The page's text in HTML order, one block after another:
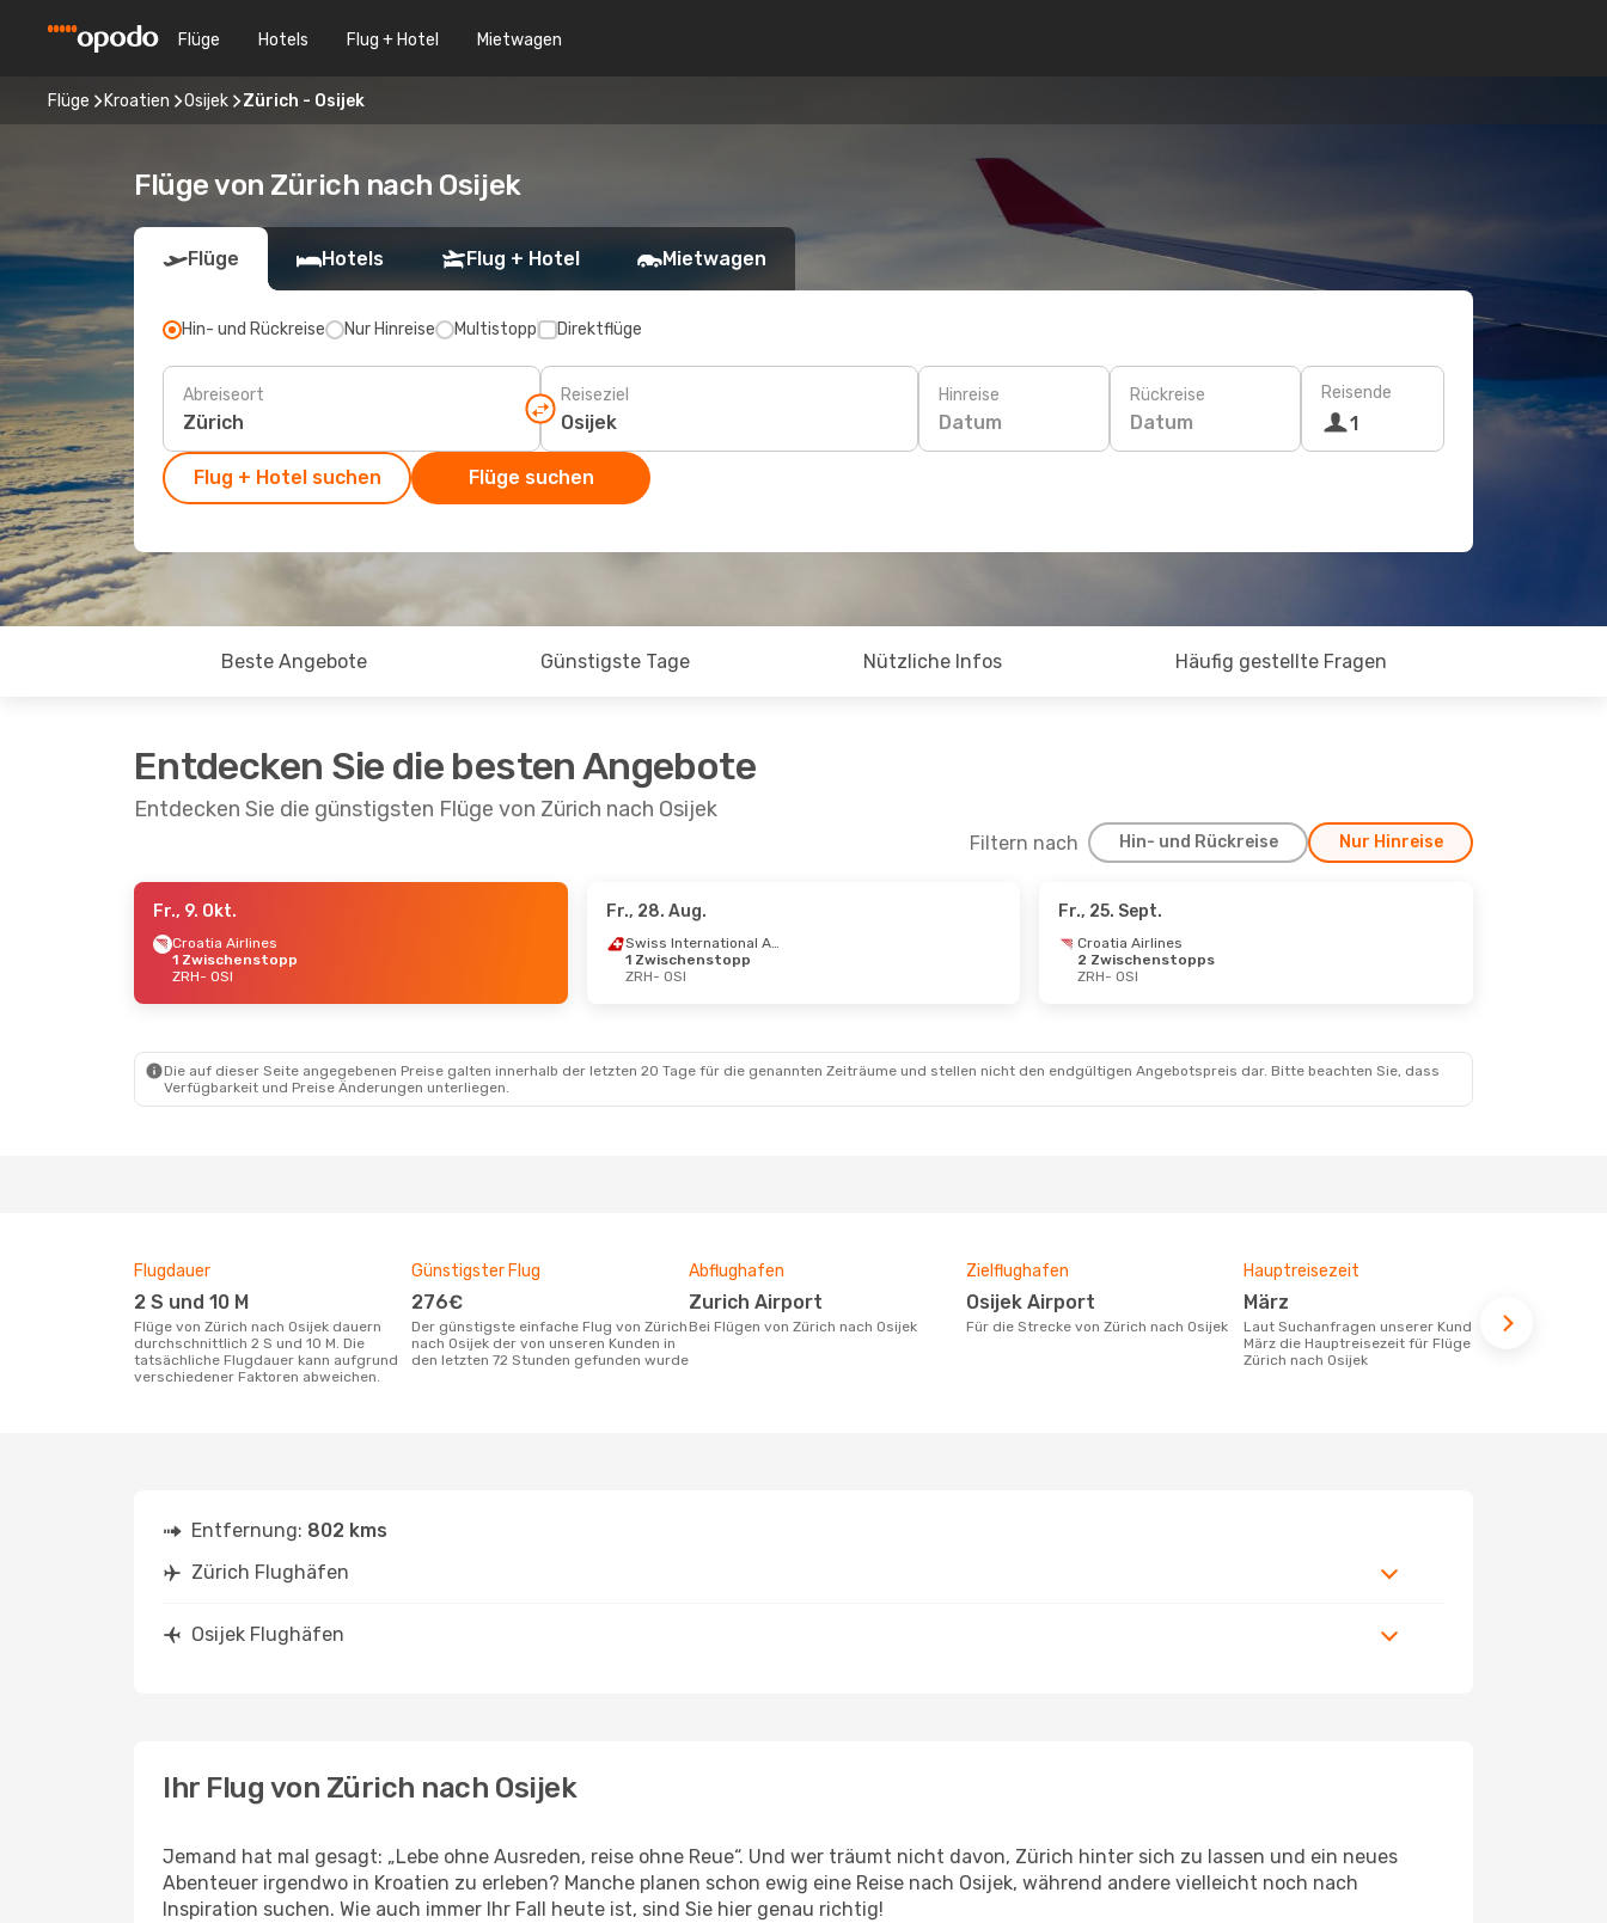
Flüge Hotels Flug + Hotel Mietwagen
Flüge Kroatien Osijek Zürich - Osijek
Flüge von Zürich nach Osijek
Flüge Hotels Flug + Hotel Mietwagen
Hin- und Rückreise Nur Hinreise Multistopp Direktflüge
Abreiseort Reiseziel Hinreise
Datum
Rückreise
Datum
Reisende
1
Flug + Hotel suchen Flüge suchen
Beste Angebote Günstigste Tage Nützliche Infos Häufig gestellte Fragen
Entdecken Sie die besten Angebote
Entdecken Sie die günstigsten Flüge von Zürich nach Osijek
Filtern nach Hin- und Rückreise Nur Hinreise
- Mo., 31. Aug.
2 Zwischenstopps
Fr., 9. Okt.
Croatia Airlines
1 Zwischenstopp
ZRH- OSI
Fr., 28. Aug.
Swiss International Air Lines
1 Zwischenstopp
ZRH- OSI
Fr., 25. Sept.
Croatia Airlines
2 Zwischenstopps
ZRH- OSI
Die auf dieser Seite angegebenen Preise galten innerhalb der letzten 20 Tage für die genannten Zeiträume und stellen nicht den endgültigen Angebotspreis dar. Bitte beachten Sie, dass
Verfügbarkeit und Preise Änderungen unterliegen.
Flugdauer
2 S und 10 M
Flüge von Zürich nach Osijek dauern
durchschnittlich 2 S und 10 M. Die
tatsächliche Flugdauer kann aufgrund
verschiedener Faktoren abweichen.
Günstigster Flug
276€
Der günstigste einfache Flug von Zürich
nach Osijek der von unseren Kunden in
den letzten 72 Stunden gefunden wurde
Abflughafen
Zurich Airport
Bei Flügen von Zürich nach Osijek
Zielflughafen
Osijek Airport
Für die Strecke von Zürich nach Osijek
Hauptreisezeit
März
Laut Suchanfragen unserer Kunden ist
März die Hauptreisezeit für Flüge von
Zürich nach Osijek
Entfernung: 802 kms
Zürich Flughäfen
Osijek Flughäfen
Ihr Flug von Zürich nach Osijek
Jemand hat mal gesagt: „Lebe ohne Ausreden, reise ohne Reue“. Und wer träumt nicht davon, Zürich hinter sich zu lassen und ein neues
Abenteuer irgendwo in Kroatien zu erleben? Manche planen schon ewig eine Reise nach Osijek, während andere vielleicht noch nach
Inspiration suchen. Wie auch immer Ihr Fall heute ist, sind Sie hier genau richtig!